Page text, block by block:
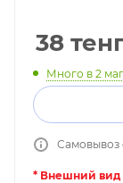
38
Много в 2
Самовывоз
* Внешний вид